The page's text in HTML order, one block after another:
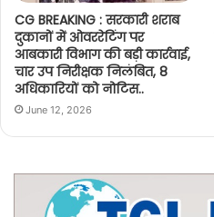
CG BREAKING : सरकारी शराब
दुकानों में ओवररेटिंग पर
आबकारी विभाग की बड़ी कार्रवाई,
चार उप निरीक्षक निलंबित, 8
अधिकारियों को नोटिस..
June 12, 2026